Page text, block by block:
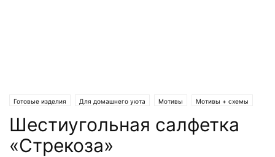
Готовые изделия Для домашнего уюта Мотивы Мотивы + схемы
Шестиугольная салфетка
«Стрекоза»